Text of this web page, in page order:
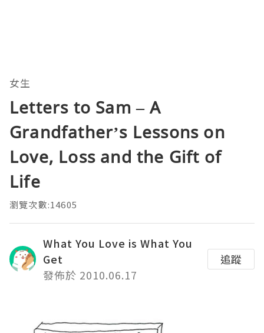
女生
Letters to Sam – A
Grandfather’s Lessons on
Love, Loss and the Gift of
Life
瀏覽次數:14605
What You Love is What You
Get
發佈於 2010.06.17
追蹤